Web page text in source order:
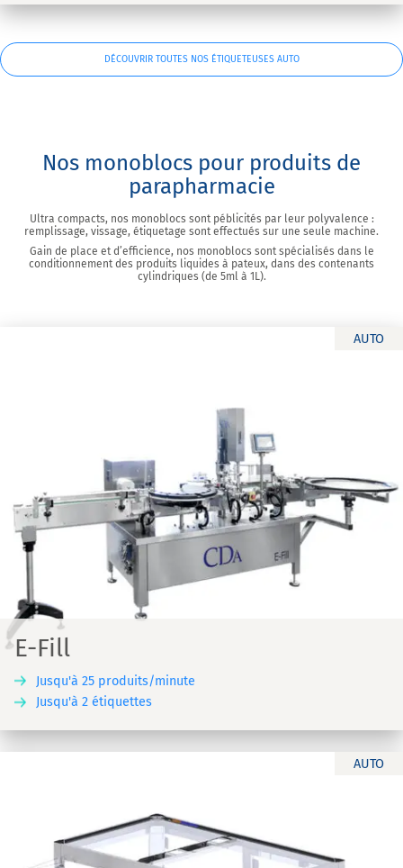
DÉCOUVRIR TOUTES NOS ÉTIQUETEUSES AUTO
Nos monoblocs pour produits de
parapharmacie
Ultra compacts, nos monoblocs sont péblicités par leur polyvalence :
remplissage, vissage, étiquetage sont effectués sur une seule machine.
Gain de place et d’efficience, nos monoblocs sont spécialisés dans le
conditionnement des produits liquides à pateux, dans des contenants
cylindriques (de 5ml à 1L).
AUTO
E-Fill
Jusqu'à 25 produits/minute
Jusqu'à 2 étiquettes
AUTO